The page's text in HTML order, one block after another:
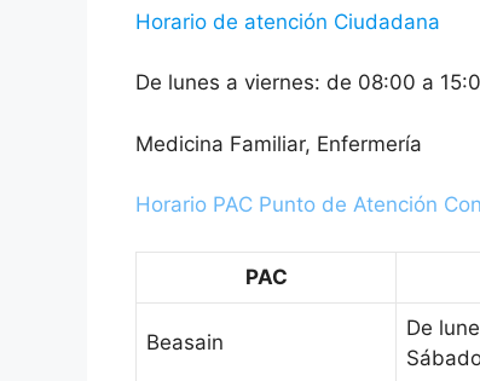
Horario de atención Ciudadana
De lunes a viernes: de 08:00 a
Medicina Familiar, Enfermería
Horario PAC Punto de Atención
PAC
Beasain
De